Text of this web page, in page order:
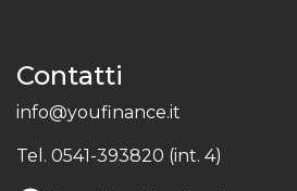
Contatti
info@youfinance.it
Tel. 0541-393820 (int. 4)